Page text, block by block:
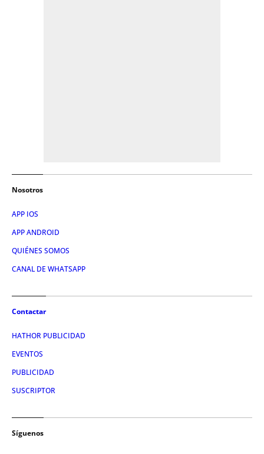
Nosotros
APP IOS
APP ANDROID
QUIÉNES SOMOS
CANAL DE WHATSAPP
Contactar
HATHOR PUBLICIDAD
EVENTOS
PUBLICIDAD
SUSCRIPTOR
Síguenos